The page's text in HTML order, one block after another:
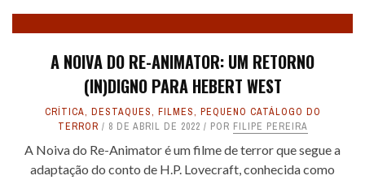
A NOIVA DO RE-ANIMATOR: UM RETORNO
(IN)DIGNO PARA HEBERT WEST
CRÍTICA, DESTAQUES, FILMES, PEQUENO CATÁLOGO DO
TERROR
8 DE ABRIL DE 2022 POR FILIPE PEREIRA
A Noiva do Re-Animator é um filme de terror que segue a
adaptação do conto de H.P. Lovecraft, conhecida como